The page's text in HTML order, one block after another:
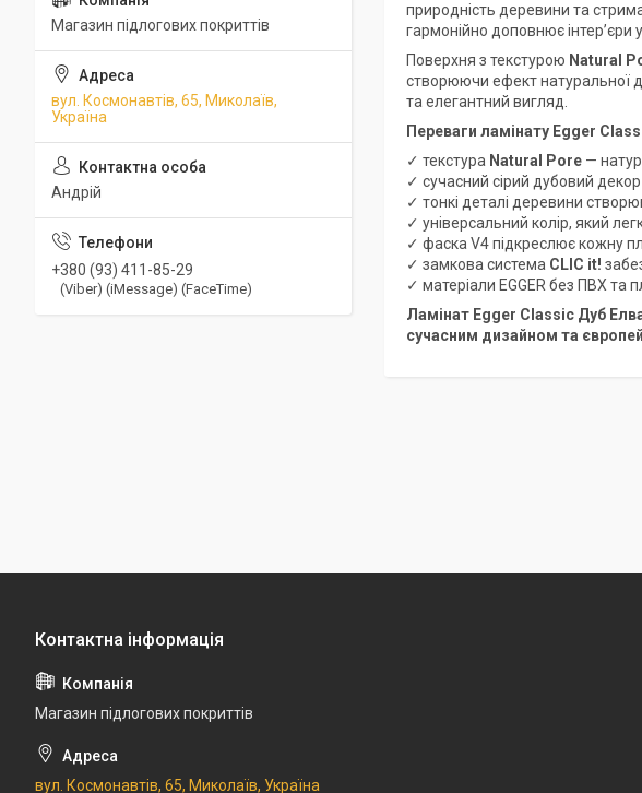
природність деревини та
гармонійно доповнює інтер’єри
Поверхня з текстурою Natural
створюючи ефект натуральної
та елегантний вигляд.
Переваги ламінату Egger
✓ текстура Natural Pore —
✓ сучасний сірий дубовий декор
✓ тонкі деталі деревини
✓ універсальний колір, який
✓ фаска V4 підкреслює кожну
✓ замкова система CLIC it!
✓ матеріали EGGER без ПВХ та
Ламінат Egger Classic Дуб
сучасним дизайном та
Магазин підлогових покриттів
вул. Космонавтів, 65, Миколаїв,
Україна
Андрій
+380 (93) 411-85-29
(Viber) (iMessage) (FaceTime)
Магазин підлогових покриттів
вул. Космонавтів, 65, Миколаїв, Україна